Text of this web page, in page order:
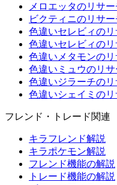
メロエッタのリサー
ビクティニのリサー
色違いセレビィのリ
色違いセレビィのリ
色違いメタモンのリ
色違いミュウのリサ
色違いジラーチのリ
色違いシェイミのリ
フレンド・トレード関連
キラフレンド解説
キラポケモン解説
フレンド機能の解説
トレード機能の解説